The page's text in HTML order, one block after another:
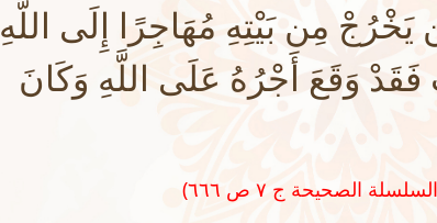
مِن بَيْتِهِ مُهَاجِرًا إِلَى اللَّهِ
وَقَعَ أَجْرُهُ عَلَى اللَّهِ وَكَانَ